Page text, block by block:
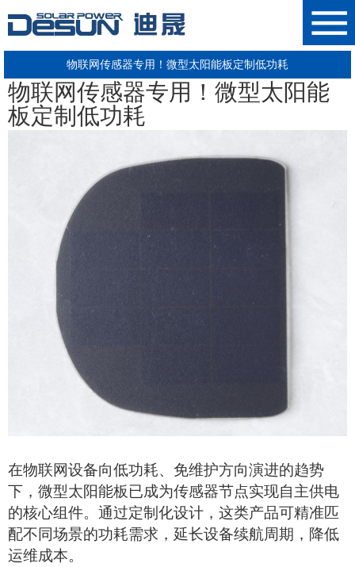
物联网传感器专用！微型太阳能板定制低功耗
物联网传感器专用！微型太阳能
板定制低功耗
在物联网设备向低功耗、免维护方向演进的趋势
下，微型太阳能板已成为传感器节点实现自主供电
的核心组件。通过定制化设计，这类产品可精准匹
配不同场景的功耗需求，延长设备续航周期，降低
运维成本。